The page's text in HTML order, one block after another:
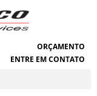
ORÇAMENTO
ENTRE EM CONTATO